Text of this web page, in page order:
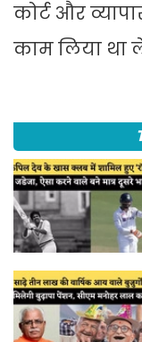
कोर्ट और
काम लिया था